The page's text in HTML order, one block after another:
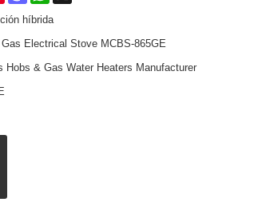
híbrida
Electrical Stove MCBS-865GE
Hobs & Gas Water Heaters Manufacturer